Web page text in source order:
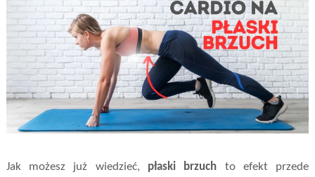
Jak możesz już wiedzieć, płaski brzuch to efekt przede